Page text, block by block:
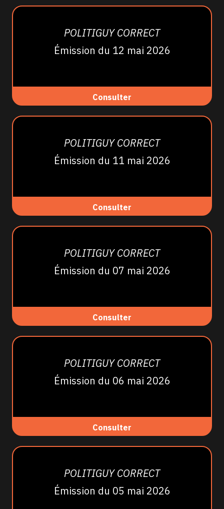
POLITIGUY CORRECT
Émission du 12 mai 2026
Consulter
POLITIGUY CORRECT
Émission du 11 mai 2026
Consulter
POLITIGUY CORRECT
Émission du 07 mai 2026
Consulter
POLITIGUY CORRECT
Émission du 06 mai 2026
Consulter
POLITIGUY CORRECT
Émission du 05 mai 2026